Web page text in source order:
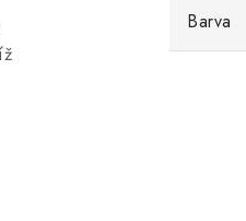
Barva